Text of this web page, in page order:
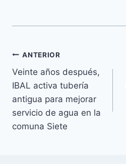
i
ANTERIOR
Veinte años después,
IBAL activa tubería
antigua para mejorar
servicio de agua en la
comuna Siete